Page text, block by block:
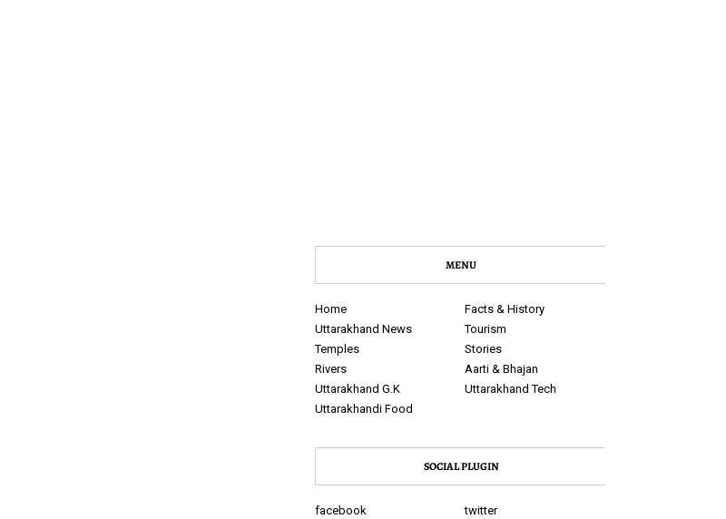
MENU
Home
Facts & History
Uttarakhand News
Tourism
Temples
Stories
Rivers
Aarti & Bhajan
Uttarakhand G.K
Uttarakhand Tech
Uttarakhandi Food
SOCIAL PLUGIN
facebook
twitter